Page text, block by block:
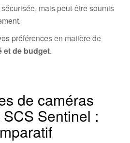
mais peut-être soumis
préférences en matière de
et de budget.
de caméras
Sentinel :